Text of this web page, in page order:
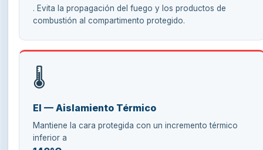
. Evita la propagación del fuego y los productos de
combustión al compartimento protegido.
🌡️
EI — Aislamiento Térmico
Mantiene la cara protegida con un incremento térmico
inferior a